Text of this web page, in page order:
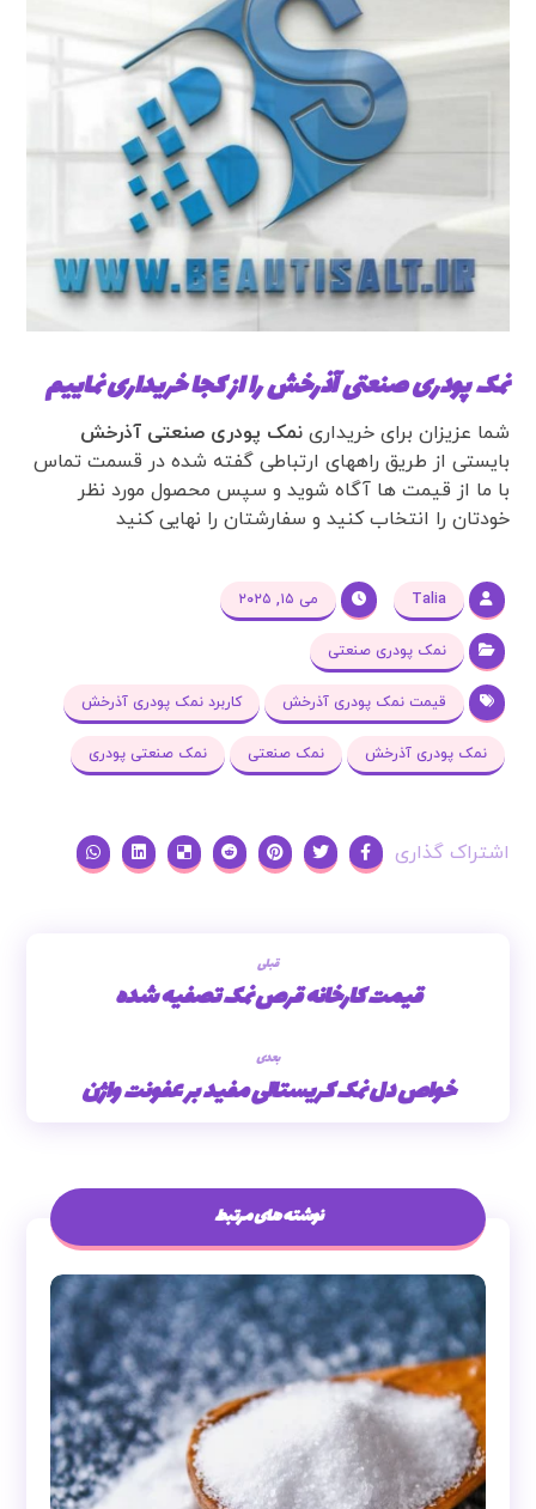
نمک پودری صنعتی آذرخش را از کجا خریداری نماییم
شما عزیزان برای خریدارینمک پودری صنعتی آذرخش
بایستی از طریق راههای ارتباطی گفته شده در قسمت تماس
با ما از قیمت ها آگاه شوید و سپس محصول مورد نظر
خودتان را انتخاب کنید و سفارشتان را نهایی کنید
Talia می ۱۵, ۲۰۲۵
نمک پودری صنعتی
قیمت نمک پودری آذرخش کاربرد نمک پودری آذرخش
نمک پودری آذرخش نمک صنعتی نمک صنعتی پودری
قبلی
قیمت کارخانه قرص نمک تصفیه شده
بعدی
خواص دل نمک کریستالی مفید بر عفونت واژن
نوشته های مرتبط